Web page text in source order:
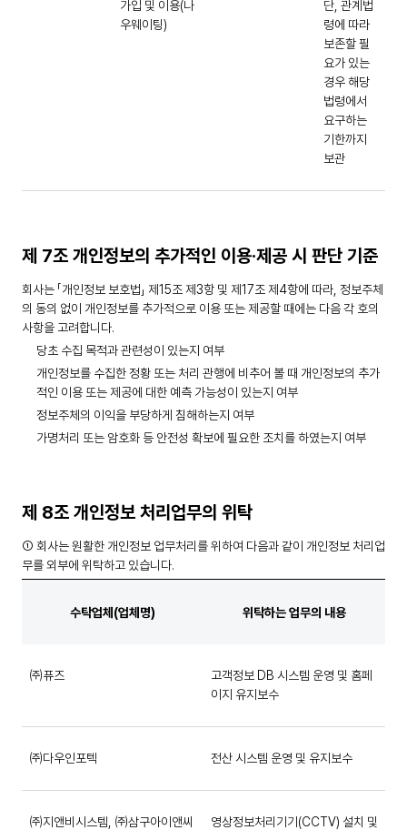
가입 및 이용(나
우웨이팅)
단, 관계법
령에 따라
보존할 필
요가 있는
경우 해당
법령에서
요구하는
기한까지
보관
제 7조 개인정보의 추가적인 이용·제공 시 판단 기준
회사는 「개인정보 보호법」 제15조 제3항 및 제17조 제4항에 따라, 정보주체
의 동의 없이 개인정보를 추가적으로 이용 또는 제공할 때에는 다음 각 호의
사항을 고려합니다.
당초 수집 목적과 관련성이 있는지 여부
개인정보를 수집한 정황 또는 처리 관행에 비추어 볼 때 개인정보의 추가
적인 이용 또는 제공에 대한 예측 가능성이 있는지 여부
정보주체의 이익을 부당하게 침해하는지 여부
가명처리 또는 암호화 등 안전성 확보에 필요한 조치를 하였는지 여부
제 8조 개인정보 처리업무의 위탁
① 회사는 원활한 개인정보 업무처리를 위하여 다음과 같이 개인정보 처리업
무를 외부에 위탁하고 있습니다.
수탁업체(업체명) 위탁하는 업무의 내용
㈜퓨즈
고객정보 DB 시스템 운영 및 홈페
이지 유지보수
㈜다우인포텍 전산 시스템 운영 및 유지보수
㈜지앤비시스템, ㈜삼구아이앤씨
영상정보처리기기(CCTV) 설치 및